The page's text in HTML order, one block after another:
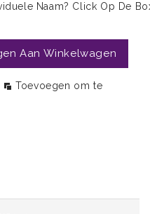
Naam? Click Op De
Aan Winkelwagen
Toevoegen om te